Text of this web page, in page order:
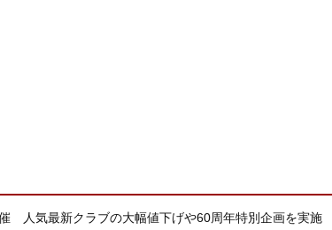
人気最新クラブの大幅値下げや60周年特別企画を実施